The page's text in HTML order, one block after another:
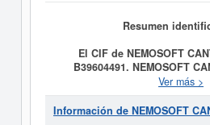
Resumen
El CIF de NEMOSOFT
B39604491. NEMOSOFT
constituyó el día 23/05/2005
DISENO Y
INFORMACION
Ver más >
Información de NEMOSOFT